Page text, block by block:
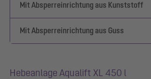
Mit Absperreinrichtung aus Kunststoff
Mit Absperreinrichtung aus Guss
Hebeanlage Aqualift XL 450 l